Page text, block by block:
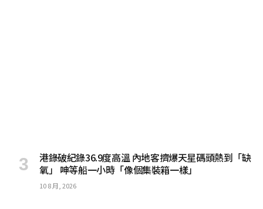
港錄破紀錄36.9度高溫 內地客擠爆天星碼頭熱到「缺
氧」 呻等船一小時「像個集裝箱一樣」
10 8 月, 2026